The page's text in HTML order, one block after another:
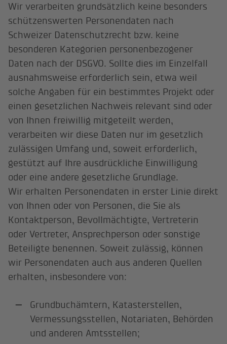
Wir verarbeiten grundsätzlich keine besonders
schützenswerten Personendaten nach
Schweizer Datenschutzrecht bzw. keine
besonderen Kategorien personenbezogener
Daten nach der DSGVO. Sollte dies im Einzelfall
ausnahmsweise erforderlich sein, etwa weil
solche Angaben für ein bestimmtes Projekt oder
einen gesetzlichen Nachweis relevant sind oder
von Ihnen freiwillig mitgeteilt werden,
verarbeiten wir diese Daten nur im gesetzlich
zulässigen Umfang und, soweit erforderlich,
gestützt auf Ihre ausdrückliche Einwilligung
oder eine andere gesetzliche Grundlage.
Wir erhalten Personendaten in erster Linie direkt
von Ihnen oder von Personen, die Sie als
Kontaktperson, Bevollmächtigte, Vertreterin
oder Vertreter, Ansprechperson oder sonstige
Beteiligte benennen. Soweit zulässig, können
wir Personendaten auch aus anderen Quellen
erhalten, insbesondere von:
Grundbuchämtern, Katasterstellen,
Vermessungsstellen, Notariaten, Behörden
und anderen Amtsstellen;